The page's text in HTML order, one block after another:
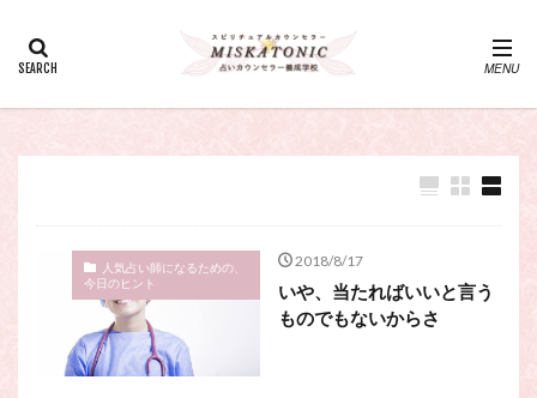
人気占い師になるための、
今日のヒント
2018/8/17
いや、当たればいいと言う
ものでもないからさ
・カウンセリング、スピリチュアル・セッション、スピリチュ
アル・セラピー、スピリチュアルカウンセラー、スピリチュア
ル講座、占いカウンセラー、占いカウンセリング、占いセラピ
ー、占い師、占い師になりたい、占い講座
神さま
占い講座 幸運
引き寄せ
引き寄せの法則
心理療法
波動の法則
神さまとのおしゃべり
占い師 開運
電話占い
電話占い師
電話占い師養成講座